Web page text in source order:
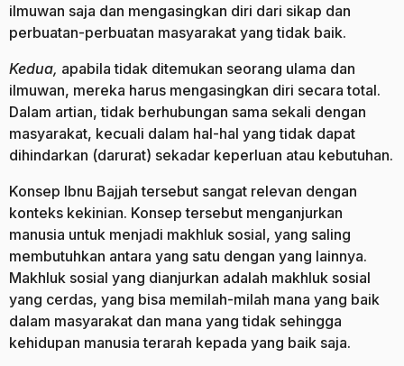
ilmuwan saja dan mengasingkan diri dari sikap dan
perbuatan-perbuatan masyarakat yang tidak baik.
Kedua, apabila tidak ditemukan seorang ulama dan
ilmuwan, mereka harus mengasingkan diri secara total.
Dalam artian, tidak berhubungan sama sekali dengan
masyarakat, kecuali dalam hal-hal yang tidak dapat
dihindarkan (darurat) sekadar keperluan atau kebutuhan.
Konsep Ibnu Bajjah tersebut sangat relevan dengan
konteks kekinian. Konsep tersebut menganjurkan
manusia untuk menjadi makhluk sosial, yang saling
membutuhkan antara yang satu dengan yang lainnya.
Makhluk sosial yang dianjurkan adalah makhluk sosial
yang cerdas, yang bisa memilah-milah mana yang baik
dalam masyarakat dan mana yang tidak sehingga
kehidupan manusia terarah kepada yang baik saja.